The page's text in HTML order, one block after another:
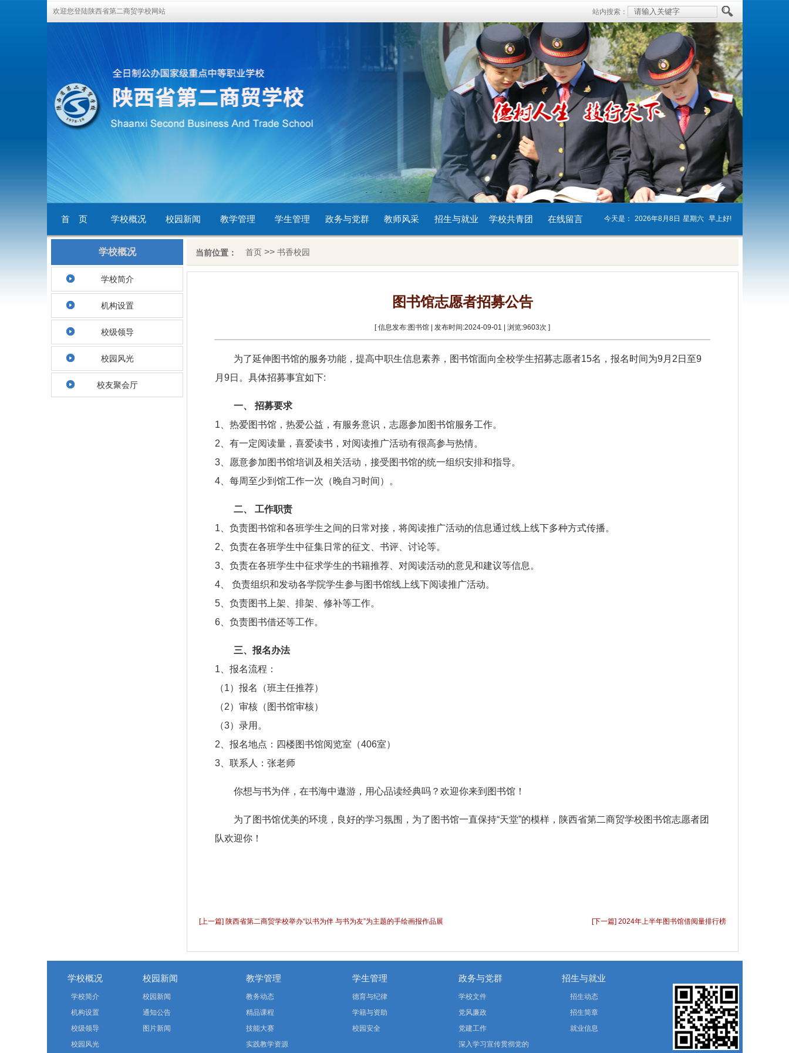
欢迎您登陆陕西省第二商贸学校网站 站内搜索：
1 2 3 4 5
首 页 学校概况 校园新闻 教学管理 学生管理 政务与党群 教师风采 招生与就业 学校共青团 在线留言 今天是： 2026年8月8日 星期六 早上好!
学校概况
学校简介
机构设置
校级领导
校园风光
校友聚会厅
当前位置： 首页>> 书香校园
图书馆志愿者招募公告
[ 信息发布:图书馆 | 发布时间:2024-09-01 | 浏览:9603次 ]
为了延伸图书馆的服务功能，提高中职生信息素养，图书馆面向全校学生招募志愿者15名，报名时间为9月2日至9
月9日。具体招募事宜如下:
一、 招募要求
1、热爱图书馆，热爱公益，有服务意识，志愿参加图书馆服务工作。
2、有一定阅读量，喜爱读书，对阅读推广活动有很高参与热情。
3、愿意参加图书馆培训及相关活动，接受图书馆的统一组织安排和指导。
4、每周至少到馆工作一次（晚自习时间）。
二、 工作职责
1、负责图书馆和各班学生之间的日常对接，将阅读推广活动的信息通过线上线下多种方式传播。
2、负责在各班学生中征集日常的征文、书评、讨论等。
3、负责在各班学生中征求学生的书籍推荐、对阅读活动的意见和建议等信息。
4、 负责组织和发动各学院学生参与图书馆线上线下阅读推广活动。
5、负责图书上架、排架、修补等工作。
6、负责图书借还等工作。
三、报名办法
1、报名流程：
（1）报名（班主任推荐）
（2）审核（图书馆审核）
（3）录用。
2、报名地点：四楼图书馆阅览室（406室）
3、联系人：张老师
你想与书为伴，在书海中遨游，用心品读经典吗？欢迎你来到图书馆！
为了图书馆优美的环境，良好的学习氛围，为了图书馆一直保持“天堂”的模样，陕西省第二商贸学校图书馆志愿者团
队欢迎你！
[上一篇] 陕西省第二商贸学校举办“以书为伴 与书为友”为主题的手绘画报作品展
[下一篇] 2024年上半年图书馆借阅量排行榜
学校概况
学校简介
机构设置
校级领导
校园风光
校园新闻
校园新闻
通知公告
图片新闻
教学管理
教务动态
精品课程
技能大赛
实践教学资源
学生管理
德育与纪律
学籍与资助
校园安全
政务与党群
学校文件
党风廉政
党建工作
深入学习宣传贯彻党的
招生与就业
招生动态
招生简章
就业信息